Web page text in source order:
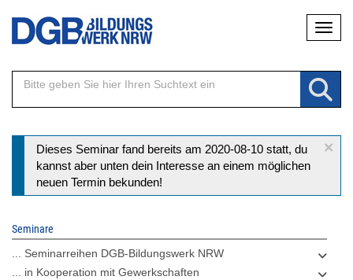
Direkt
Inhalt
×
Statusmeldung
Dieses Seminar fand bereits am 2020-08-10 statt, du
kannst aber unten dein Interesse an einem möglichen
neuen Termin bekunden!
Seminare
... Seminarreihen DGB-Bildungswerk NRW
... in Kooperation mit Gewerkschaften